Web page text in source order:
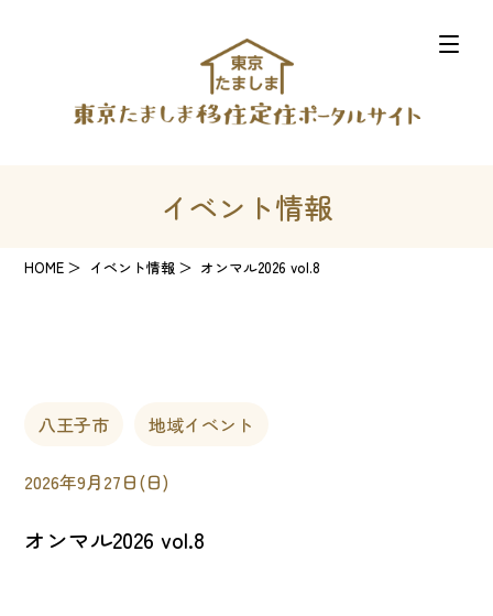
イベント情報
HOME イベント情報 オンマル2026 vol.8
八王子市 地域イベント
2026年9月27日(日)
オンマル2026 vol.8